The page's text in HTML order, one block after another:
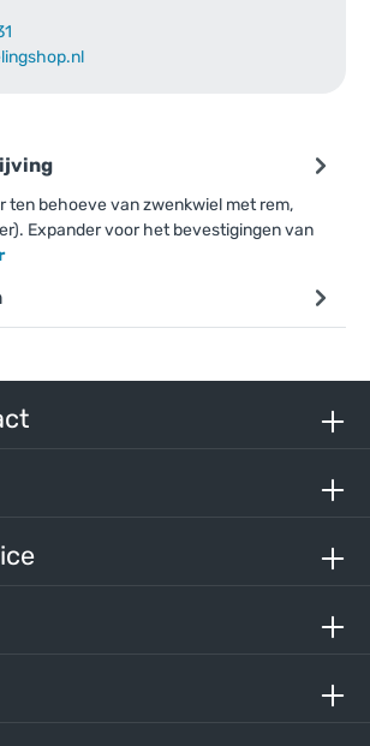
ten behoeve van zwenkwiel met rem,
Expander voor het bevestigingen van